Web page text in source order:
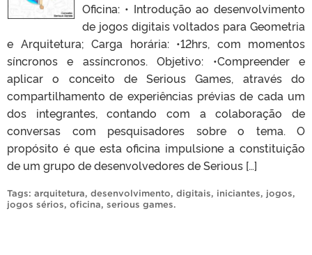
Oficina: • Introdução ao desenvolvimento
de jogos digitais voltados para Geometria
e Arquitetura; Carga horária: •12hrs, com momentos
síncronos e assíncronos. Objetivo: •Compreender e
aplicar o conceito de Serious Games, através do
compartilhamento de experiências prévias de cada um
dos integrantes, contando com a colaboração de
conversas com pesquisadores sobre o tema. O
propósito é que esta oficina impulsione a constituição
de um grupo de desenvolvedores de Serious […]
Tags: arquitetura, desenvolvimento, digitais, iniciantes, jogos,
jogos sérios, oficina, serious games.